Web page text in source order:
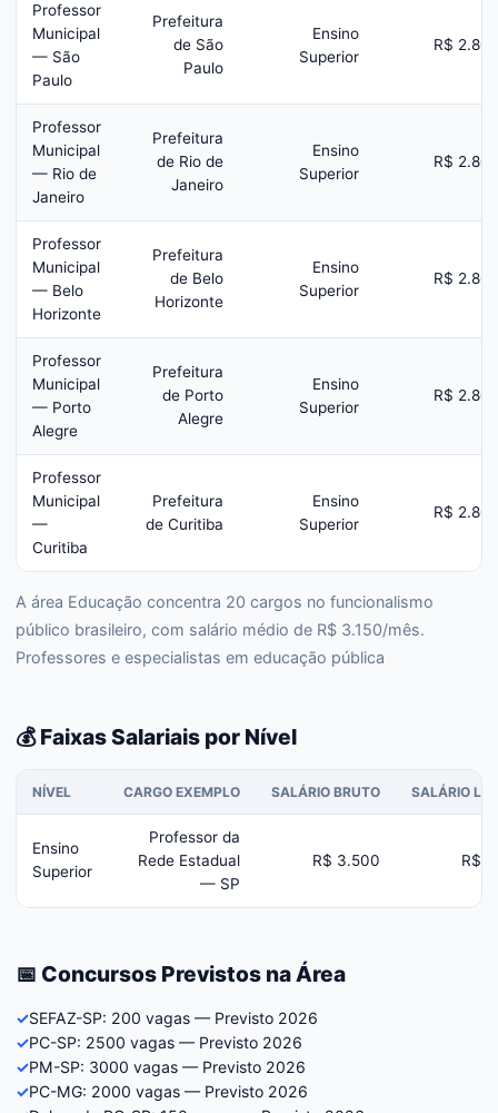
Professor
Municipal
— São
Paulo
Prefeitura
de São
Paulo
Ensino
Superior
R$
Professor
Municipal
— Rio de
Janeiro
Prefeitura
de Rio de
Janeiro
Ensino
Superior
R$
Professor
Municipal
— Belo
Horizonte
Prefeitura
de Belo
Horizonte
Ensino
Superior
R$
Professor
Municipal
— Porto
Alegre
Prefeitura
de Porto
Alegre
Ensino
Superior
R$
Professor
Municipal
—
Curitiba
Prefeitura
de Curitiba
Ensino
Superior
R$
A área Educação concentra 20 cargos no funcionalismo
público brasileiro, com salário médio de R$ 3.150/mês.
Professores e especialistas em educação pública
💰 Faixas Salariais por Nível
NÍVEL CARGO EXEMPLO SALÁRIO BRUTO SALÁRIO
Ensino
Superior
Professor da
Rede Estadual
— SP
R$ 3.500 R$
📅 Concursos Previstos na Área
✓SEFAZ-SP: 200 vagas — Previsto 2026
✓PC-SP: 2500 vagas — Previsto 2026
✓PM-SP: 3000 vagas — Previsto 2026
✓PC-MG: 2000 vagas — Previsto 2026